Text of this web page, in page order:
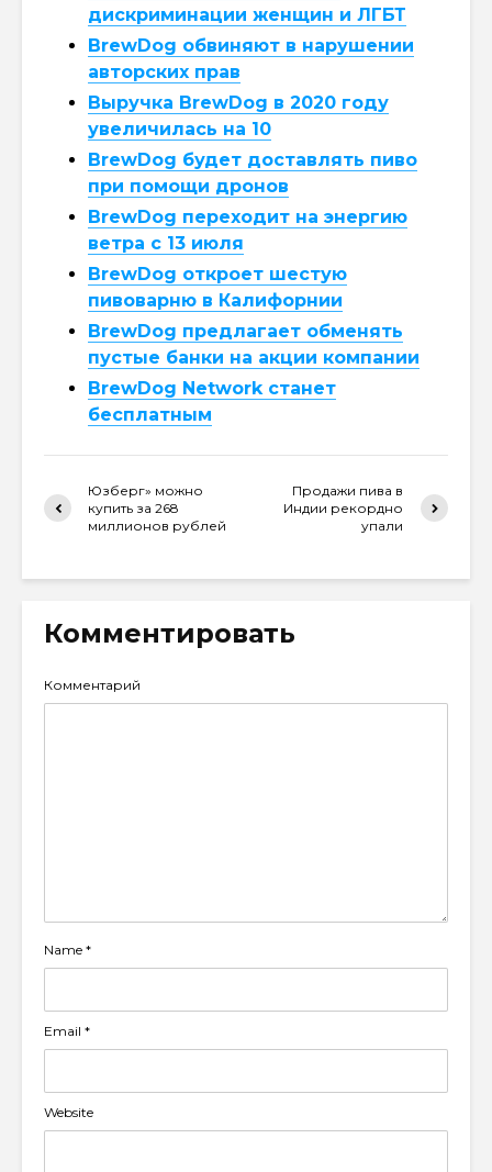
дискриминации женщин и ЛГБТ
BrewDog обвиняют в нарушении
авторских прав
Выручка BrewDog в 2020 году
увеличилась на 10
BrewDog будет доставлять пиво
при помощи дронов
BrewDog переходит на энергию
ветра с 13 июля
BrewDog откроет шестую
пивоварню в Калифорнии
BrewDog предлагает обменять
пустые банки на акции компании
BrewDog Network станет
бесплатным
Юзберг» можно
купить за 268
миллионов рублей
Продажи пива в
Индии рекордно
упали
Комментировать
Комментарий
Name *
Email *
Website